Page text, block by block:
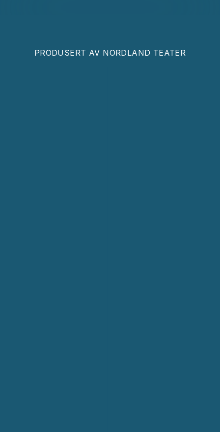
PRODUSERT AV NORDLAND TEATER